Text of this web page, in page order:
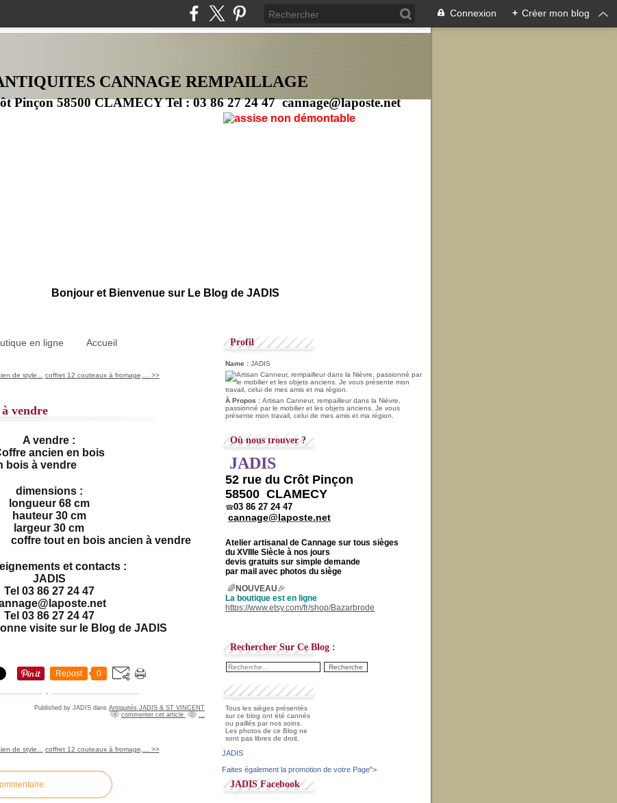
Connexion + Créer mon blog
CANNAGE REMPAILLAGE
Pinçon 58500 CLAMECY Tel : 03 86 27 24 47 cannage@laposte.net
Bonjour et Bienvenue sur Le Blog de JADIS
en ligne Accueil
de style...
coffret 12 couteaux à fromage,... >>
vendre
A vendre :
ancien en bois
dimensions :
longueur 68 cm
hauteur 30 cm
largeur 30 cm
et contacts :
JADIS
Tel 03 86 27 24 47
Tel 03 86 27 24 47
visite sur le Blog de JADIS
Repost 0
Published by JADIS dans Antiquités JADIS & ST VINCENT
commenter cet article
de style... coffret 12 couteaux à fromage,... >>
Profil
Name : JADIS
À Propos : Artisan Canneur, rempailleur dans la Nièvre,
passionné par le mobilier et les objets anciens. Je vous
présente mon travail, celui de mes amis et ma région.
Où nous trouver ?
JADIS
52 rue du Crôt Pinçon
58500 CLAMECY
☎03 86 27 24 47
cannage@laposte.net
Atelier artisanal de Cannage sur tous sièges
du XVIIIe Siècle à nos jours
devis gratuits sur simple demande
par mail avec photos du siège
🌈NOUVEAU🎉
La boutique est en ligne
https://www.etsy.com/fr/shop/Bazarbrode
Rechercher Sur Ce Blog :
Tous les sièges présentés
sur ce blog ont été cannés
ou paillés par nos soins.
Les photos de ce Blog ne
sont pas libres de droit.
JADIS
Faites également la promotion de votre Page">
JADIS Facebook